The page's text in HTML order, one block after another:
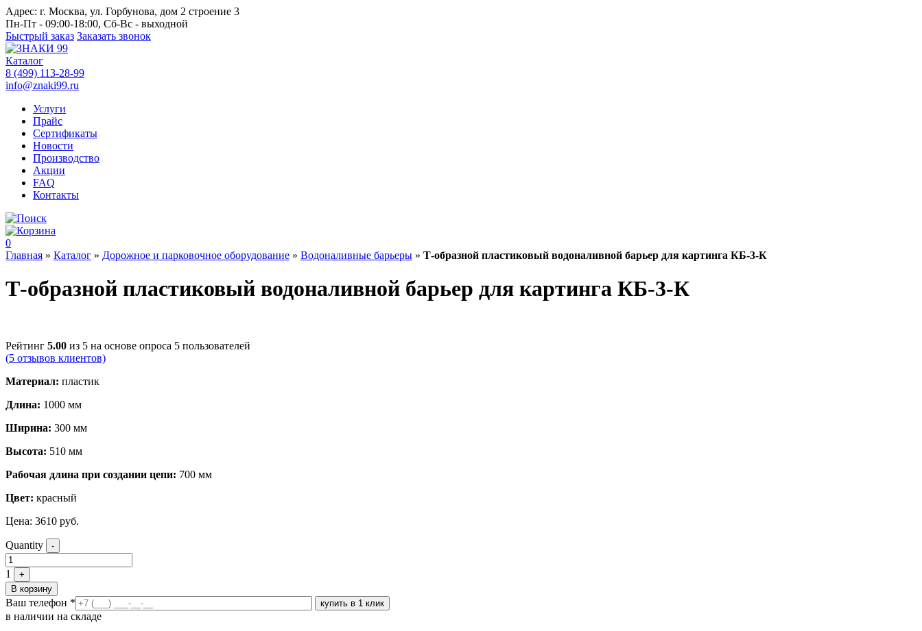
Адрес: г. Москва, ул. Горбунова, дом 2 строение 3
Пн-Пт - 09:00-18:00, Сб-Вс - выходной
Быстрый заказ Заказать звонок
Каталог
8 (499) 113-28-99
info@znaki99.ru
Услуги
Прайс
Сертификаты
Новости
Производство
Акции
FAQ
Контакты
0
Главная » Каталог » Дорожное и парковочное оборудование » Водоналивные барьеры » Т-образной пластиковый водоналивной барьер для картинга КБ-3-К
Т-образной пластиковый водоналивной барьер для картинга КБ-3-К
Рейтинг 5.00 из 5 на основе опроса 5 пользователей
(5 отзывов клиентов)
Материал: пластик
Длина: 1000 мм
Ширина: 300 мм
Высота: 510 мм
Рабочая длина при создании цепи: 700 мм
Цвет: красный
Цена: 3610 руб.
Quantity -
1
+
В корзину
Ваш телефон *
в наличии на складе